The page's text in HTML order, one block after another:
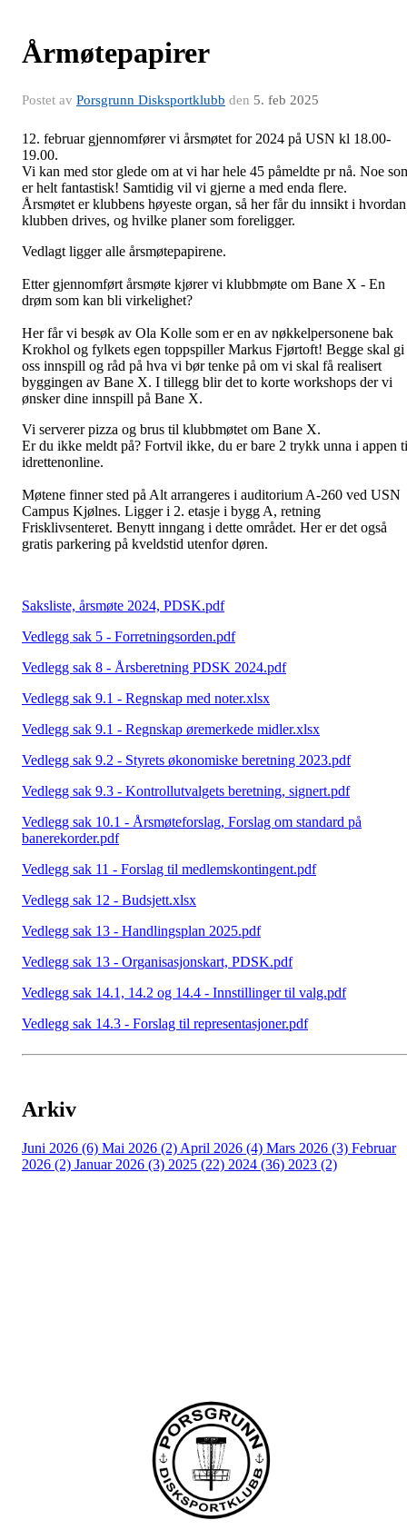
Årmøtepapirer
Postet av Porsgrunn Disksportklubb den 5. feb 2025
12. februar gjennomfører vi årsmøtet for 2024 på USN kl 18.00-
19.00.
Vi kan med stor glede om at vi har hele 45 påmeldte pr nå. Noe
er helt fantastisk! Samtidig vil vi gjerne a med enda flere.
Årsmøtet er klubbens høyeste organ, så her får du innsikt i hvordan
klubben drives, og hvilke planer som foreligger.
Vedlagt ligger alle årsmøtepapirene.
Etter gjennomført årsmøte kjører vi klubbmøte om Bane X - En
drøm som kan bli virkelighet?
Her får vi besøk av Ola Kolle som er en av nøkkelpersonene bak
Krokhol og fylkets egen toppspiller Markus Fjørtoft! Begge skal gi
oss innspill og råd på hva vi bør tenke på om vi skal få realisert
byggingen av Bane X. I tillegg blir det to korte workshops der vi
ønsker dine innspill på Bane X.
Vi serverer pizza og brus til klubbmøtet om Bane X.
Er du ikke meldt på? Fortvil ikke, du er bare 2 trykk unna i appen
idrettenonline.
Møtene finner sted på Alt arrangeres i auditorium A-260 ved USN
Campus Kjølnes. Ligger i 2. etasje i bygg A, retning
Frisklivsenteret. Benytt inngang i dette området. Her er det også
gratis parkering på kveldstid utenfor døren.
Saksliste, årsmøte 2024, PDSK.pdf
Vedlegg sak 5 - Forretningsorden.pdf
Vedlegg sak 8 - Årsberetning PDSK 2024.pdf
Vedlegg sak 9.1 - Regnskap med noter.xlsx
Vedlegg sak 9.1 - Regnskap øremerkede midler.xlsx
Vedlegg sak 9.2 - Styrets økonomiske beretning 2023.pdf
Vedlegg sak 9.3 - Kontrollutvalgets beretning, signert.pdf
Vedlegg sak 10.1 - Årsmøteforslag, Forslag om standard på
banerekorder.pdf
Vedlegg sak 11 - Forslag til medlemskontingent.pdf
Vedlegg sak 12 - Budsjett.xlsx
Vedlegg sak 13 - Handlingsplan 2025.pdf
Vedlegg sak 13 - Organisasjonskart, PDSK.pdf
Vedlegg sak 14.1, 14.2 og 14.4 - Innstillinger til valg.pdf
Vedlegg sak 14.3 - Forslag til representasjoner.pdf
Arkiv
Juni 2026 (6) Mai 2026 (2) April 2026 (4) Mars 2026 (3) Februar
2026 (2) Januar 2026 (3) 2025 (22) 2024 (36) 2023 (2)